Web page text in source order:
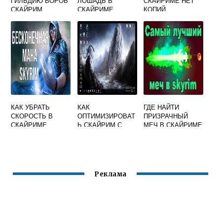
СКАЙРИМ
СКАЙРИМЕ
КОПИЙ
КАК УБРАТЬ
СКОРОСТЬ В
СКАЙРИМЕ
КАК
ОПТИМИЗИРОВАТ
Ь СКАЙРИМ С
ГДЕ НАЙТИ
ПРИЗРАЧНЫЙ
МЕЧ В СКАЙРИМЕ
Реклама